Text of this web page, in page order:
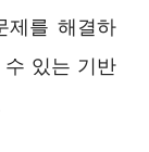
제를 해결하
수 있는 기반